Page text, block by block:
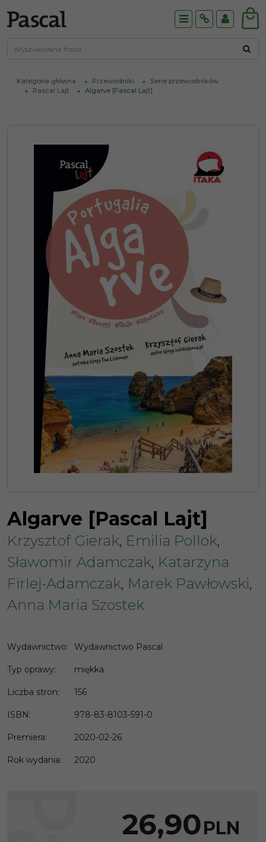
MenuInfoPanel
Kategoria główna Przewodniki
Serie przewodników
Pascal Lajt
Algarve [Pascal Lajt]
Algarve [Pascal Lajt]
Krzysztof Gierak, Emilia Pollok,
Sławomir Adamczak, Katarzyna
Firlej-Adamczak, Marek Pawłowski,
Anna Maria Szostek
Wydawnictwo: Wydawnictwo Pascal
Typ oprawy: miękka
Liczba stron: 156
ISBN: 978-83-8103-591-0
Premiera: 2020-02-26
Rok wydania: 2020
26,90PLN